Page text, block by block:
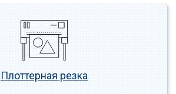
Плоттерная резка